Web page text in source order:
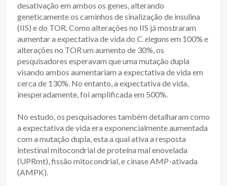
desativação em ambos os genes, alterando
geneticamente os caminhos de sinalização de insulina
(IIS) e do TOR. Como alterações no IIS já mostraram
aumentar a expectativa de vida do C. elegansem 100% e
alterações no TOR um aumento de 30%, os
pesquisadores esperavam que uma mutação dupla
visando ambos aumentariam a expectativa de vida em
cerca de 130%. No entanto, a expectativa de vida,
inesperadamente, foi amplificada em 500%.
No estudo, os pesquisadores também detalharam como
a expectativa de vida era exponencialmente aumentada
com a mutação dupla, esta a qual ativa a resposta
intestinal mitocondrial de proteína mal enovelada
(UPRmt), fissão mitocondrial, e cinase AMP-ativada
(AMPK).